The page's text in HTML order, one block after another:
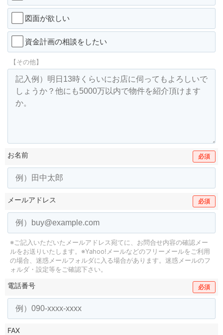
図面が欲しい
資金計画の相談をしたい
【その他】
お名前 必須
メールアドレス 必須
※ご記入いただいたメールアドレス宛てに、お問合せ内容の確認メー
ルをお送りいたします。 ※Yahoo!メールなどのフリーメールをご利用
の場合、迷惑メールフォルダに入る場合があります。 迷惑メールのフ
ォルダ・設定等をご確認下さい。
電話番号 必須
FAX